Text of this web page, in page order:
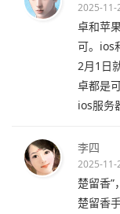
2025-11-
卓和苹
可。ios
2月1日
卓都是
ios服务
李四
2025-11-
楚留香
楚留香